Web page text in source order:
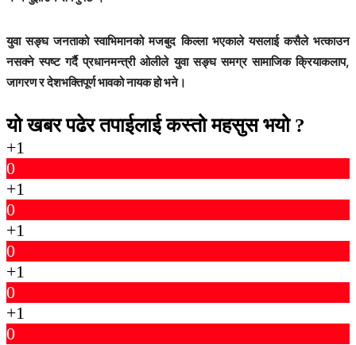
युवा सङ्घ जनताको स्वाभिमानको मजबुद किल्ला भएकाले यसलाई कसैले भत्काउन
नसक्ने स्पष्ट गर्दै प्रधानमन्त्री ओलीले युवा सङ्घ समग्र सामाजिक क्रियाकलाप,
जागरण र देशभक्तिपूर्ण भावको नायक हो भने।
यो खबर पढेर तपाईलाई कस्तो महसुस भयो ?
+1
0
+1
0
+1
0
+1
0
+1
0